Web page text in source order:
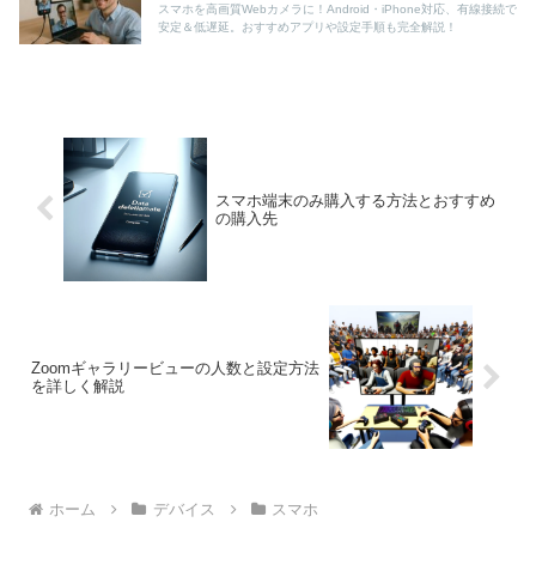
スマホを高画質Webカメラに！Android・iPhone対応、有線接続で
安定＆低遅延。おすすめアプリや設定手順も完全解説！
スマホ端末のみ購入する方法とおすすめ
の購入先
Zoomギャラリービューの人数と設定方法
を詳しく解説
ホーム デバイス スマホ